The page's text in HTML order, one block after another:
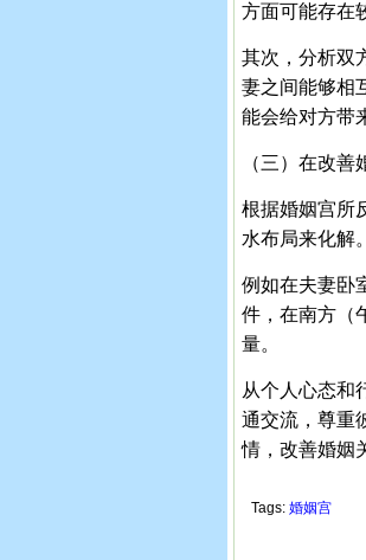
方面可能存在
其次，分析双
妻之间能够相
能会给对方带
（三）在改善
根据婚姻宫所
水布局来化解。
例如在夫妻卧
件，在南方（
量。
从个人心态和
通交流，尊重
情，改善婚姻
Tags: 婚姻宫